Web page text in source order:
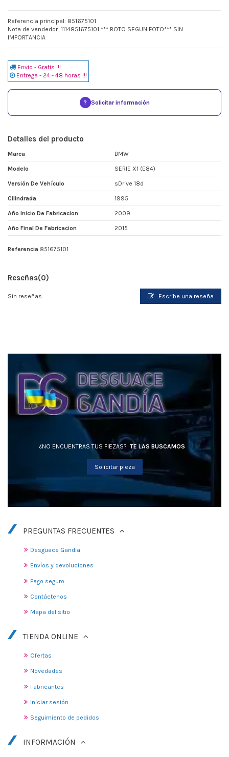
Referencia principal: 851675101
Nota de vendedor: 1114851675101 *** ROTO SEGUN FOTO*** SIN
IMPORTANCIA
Envio - Gratis !!!
Entrega - 24 - 48 horas !!!
? Solicitar información
Detalles del producto
Marca BMW
Modelo SERIE X1 (E84)
Versión De Vehículo sDrive 18d
Cilindrada 1995
Año Inicio De Fabricacion 2009
Año Final De Fabricacion 2015
Referencia 851675101
Reseñas(0)
Sin reseñas Escribe una reseña
¿NO ENCUENTRAS TUS PIEZAS? TE LAS BUSCAMOS
Solicitar pieza
PREGUNTAS FRECUENTES
Desguace Gandia
Envíos y devoluciones
Pago seguro
Contáctenos
Mapa del sitio
TIENDA ONLINE
Ofertas
Novedades
Fabricantes
Iniciar sesión
Seguimiento de pedidos
INFORMACIÓN